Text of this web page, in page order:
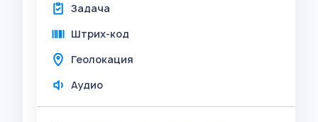
Задача
Штрих-код
Геолокация
Аудио